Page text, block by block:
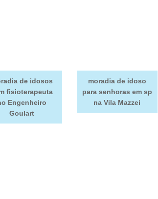
de idosos
fisioterapeuta
Engenheiro
Goulart
moradia de idoso
para senhoras em sp
na Vila Mazzei